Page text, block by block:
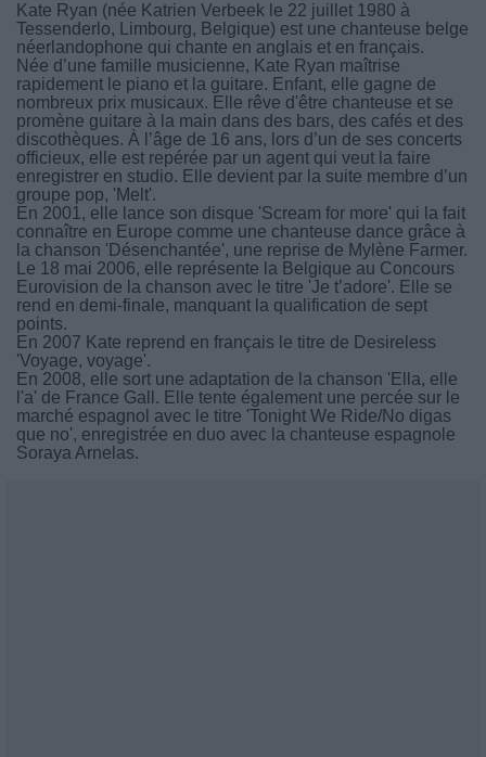
Kate Ryan (née Katrien Verbeek le 22 juillet 1980 à
Tessenderlo, Limbourg, Belgique) est une chanteuse belge
néerlandophone qui chante en anglais et en français.
Née d’une famille musicienne, Kate Ryan maîtrise
rapidement le piano et la guitare. Enfant, elle gagne de
nombreux prix musicaux. Elle rêve d'être chanteuse et se
promène guitare à la main dans des bars, des cafés et des
discothèques. À l’âge de 16 ans, lors d’un de ses concerts
officieux, elle est repérée par un agent qui veut la faire
enregistrer en studio. Elle devient par la suite membre d’un
groupe pop, 'Melt'.
En 2001, elle lance son disque 'Scream for more' qui la fait
connaître en Europe comme une chanteuse dance grâce à
la chanson 'Désenchantée', une reprise de Mylène Farmer.
Le 18 mai 2006, elle représente la Belgique au Concours
Eurovision de la chanson avec le titre 'Je t’adore'. Elle se
rend en demi-finale, manquant la qualification de sept
points.
En 2007 Kate reprend en français le titre de Desireless
'Voyage, voyage'.
En 2008, elle sort une adaptation de la chanson 'Ella, elle
l'a' de France Gall. Elle tente également une percée sur le
marché espagnol avec le titre 'Tonight We Ride/No digas
que no', enregistrée en duo avec la chanteuse espagnole
Soraya Arnelas.